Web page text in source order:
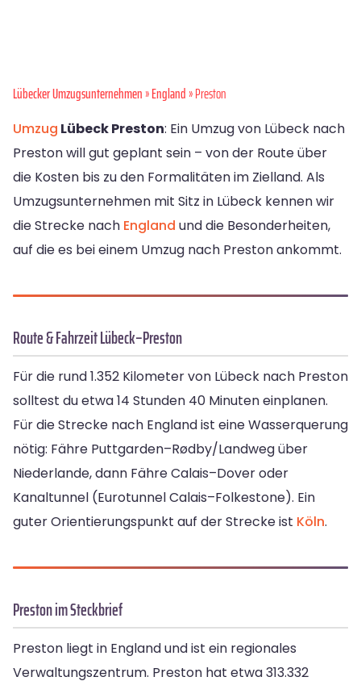
Lübecker Umzugsunternehmen»England» Preston
Umzug Lübeck Preston: Ein Umzug von Lübeck nach
Preston will gut geplant sein – von der Route über
die Kosten bis zu den Formalitäten im Zielland. Als
Umzugsunternehmen mit Sitz in Lübeck kennen wir
die Strecke nach England und die Besonderheiten,
auf die es bei einem Umzug nach Preston ankommt.
Route & Fahrzeit Lübeck–Preston
Für die rund 1.352 Kilometer von Lübeck nach Preston
solltest du etwa 14 Stunden 40 Minuten einplanen.
Für die Strecke nach England ist eine Wasserquerung
nötig: Fähre Puttgarden–Rødby/Landweg über
Niederlande, dann Fähre Calais–Dover oder
Kanaltunnel (Eurotunnel Calais–Folkestone). Ein
guter Orientierungspunkt auf der Strecke ist Köln.
Preston im Steckbrief
Preston liegt in England und ist ein regionales
Verwaltungszentrum. Preston hat etwa 313.332